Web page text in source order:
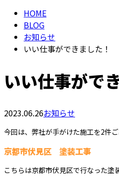
HOME
BLOG
お知らせ
いい仕事ができました！
いい仕事がで
2023.06.26お知らせ
今回は、弊社が手がけた施工を2件ご
京都市伏見区 塗装工事
こちらは京都市伏見区で行なった塗